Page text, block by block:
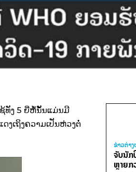
ທັງ 5 ຍີ່ຫໍ້ນັ້ນແມ່ນມີ
ງເຖິງຄວາມເປັນຫ່ວງຕໍ່
ຂ່າວຕ່າງ
ຈັບນັກ
ຫຼາຍກ